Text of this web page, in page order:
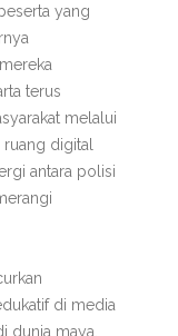
yang
terus
melalui
digital
antara polisi
di media
dunia maya.